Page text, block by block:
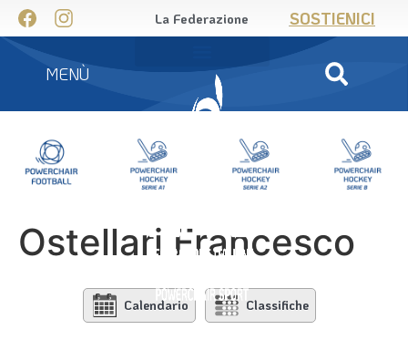
La Federazione SOSTIENICI
MENÙ
Ostellari Francesco
Calendario Classifiche